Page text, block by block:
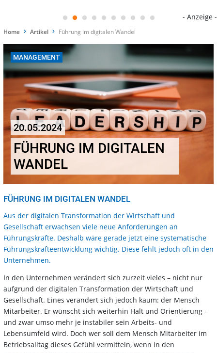
- Anzeige -
Home Artikel Führung im digitalen Wandel
MANAGEMENT
20.05.2024
FÜHRUNG IM DIGITALEN
WANDEL
FÜHRUNG IM DIGITALEN WANDEL
Aus der digitalen Transformation der Wirtschaft und
Gesellschaft erwachsen viele neue Anforderungen an
Führungskräfte. Deshalb wäre gerade jetzt eine systematische
Führungskräfteentwicklung wichtig. Diese fehlt jedoch oft in den
Unternehmen.
In den Unternehmen verändert sich zurzeit vieles – nicht nur
aufgrund der digitalen Transformation der Wirtschaft und
Gesellschaft. Eines verändert sich jedoch kaum: der Mensch
Mitarbeiter. Er wünscht sich weiterhin Halt und Orientierung –
und zwar umso mehr je instabiler sein Arbeits- und
Lebensumfeld wird. Doch wer soll dem Mensch Mitarbeiter im
Betriebsalltag dieses Gefühl vermitteln, wenn in den